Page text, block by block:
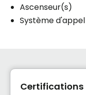
Ascenseur(s)
Système
Certifications